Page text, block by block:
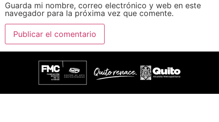
Guarda mi nombre, correo electrónico y web en este
navegador para la próxima vez que comente.